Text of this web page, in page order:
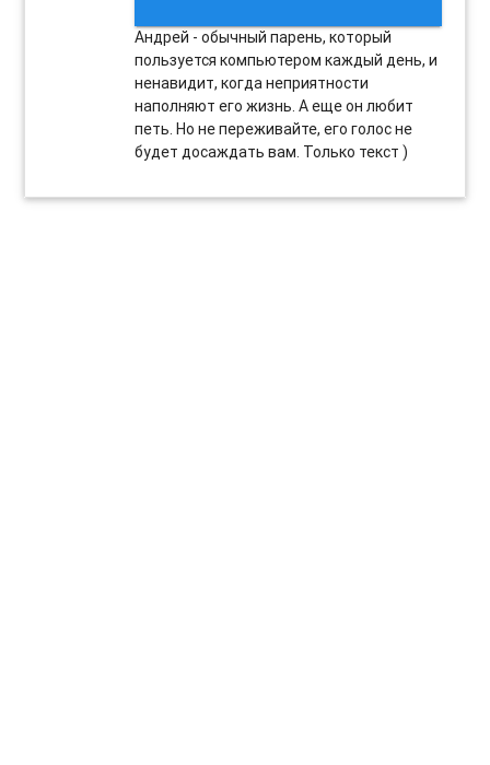
Андрей - обычный парень, который
пользуется компьютером каждый день, и
ненавидит, когда неприятности
наполняют его жизнь. А еще он любит
петь. Но не переживайте, его голос не
будет досаждать вам. Только текст )